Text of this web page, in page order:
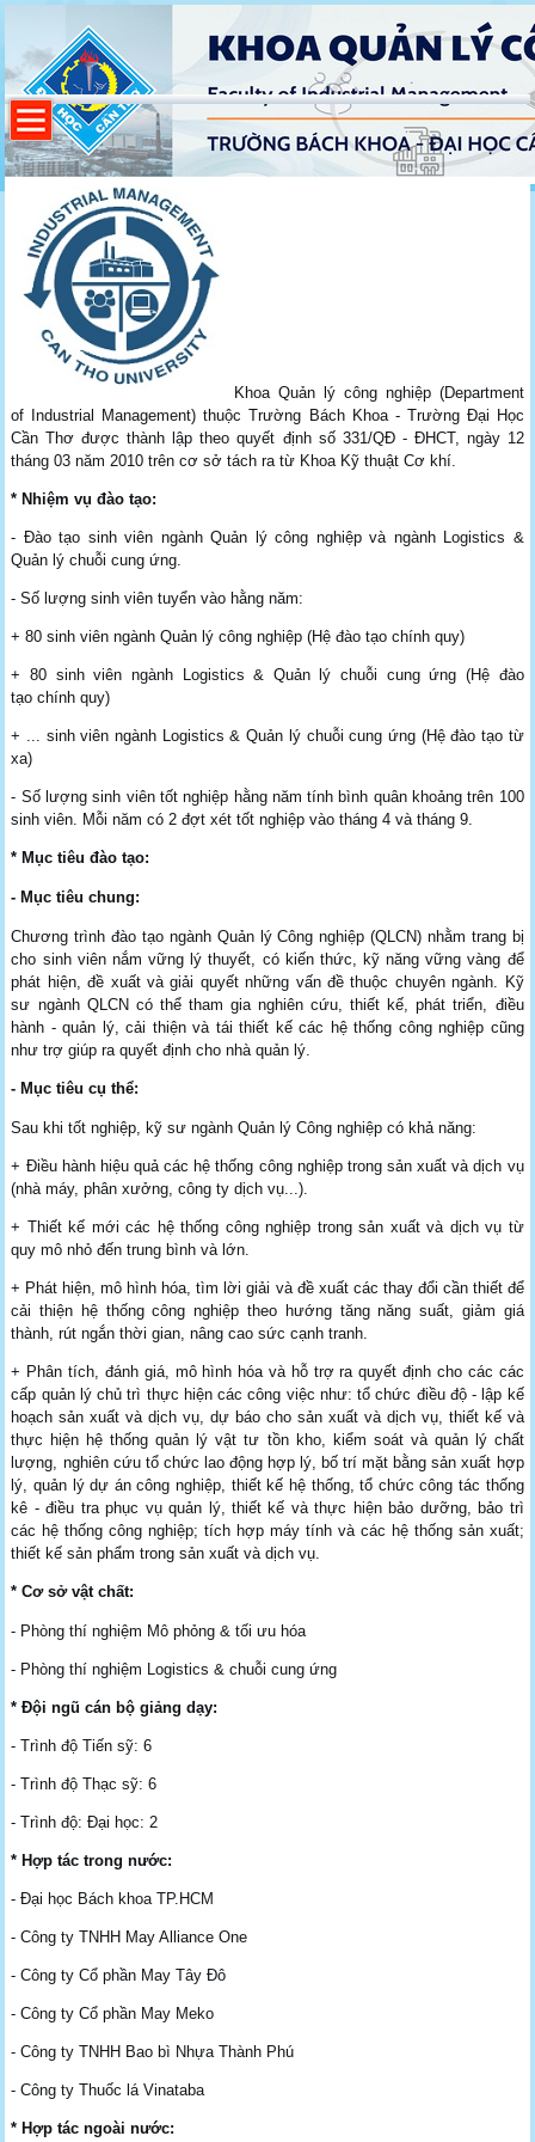
Giới thiệu Khoa
Khoa Quản lý công nghiệp (Department
of Industrial Management) thuộc Trường Bách Khoa - Trường Đại Học
Cần Thơ được thành lập theo quyết định số 331/QĐ - ĐHCT, ngày 12
tháng 03 năm 2010 trên cơ sở tách ra từ Khoa Kỹ thuật Cơ khí.
* Nhiệm vụ đào tạo:
- Đào tạo sinh viên ngành Quản lý công nghiệp và ngành Logistics &
Quản lý chuỗi cung ứng.
- Số lượng sinh viên tuyển vào hằng năm:
+ 80 sinh viên ngành Quản lý công nghiệp (Hệ đào tạo chính quy)
+ 80 sinh viên ngành Logistics & Quản lý chuỗi cung ứng (Hệ đào
tạo chính quy)
+ ... sinh viên ngành Logistics & Quản lý chuỗi cung ứng (Hệ đào tạo từ
xa)
- Số lượng sinh viên tốt nghiệp hằng năm tính bình quân khoảng trên 100
sinh viên. Mỗi năm có 2 đợt xét tốt nghiệp vào tháng 4 và tháng 9.
* Mục tiêu đào tạo:
- Mục tiêu chung:
Chương trình đào tạo ngành Quản lý Công nghiệp (QLCN) nhằm trang bị
cho sinh viên nắm vững lý thuyết, có kiến thức, kỹ năng vững vàng để
phát hiện, đề xuất và giải quyết những vấn đề thuộc chuyên ngành. Kỹ
sư ngành QLCN có thể tham gia nghiên cứu, thiết kế, phát triển, điều
hành - quản lý, cải thiện và tái thiết kế các hệ thống công nghiệp cũng
như trợ giúp ra quyết định cho nhà quản lý.
- Mục tiêu cụ thể:
Sau khi tốt nghiệp, kỹ sư ngành Quản lý Công nghiệp có khả năng:
+ Điều hành hiệu quả các hệ thống công nghiệp trong sản xuất và dịch vụ
(nhà máy, phân xưởng, công ty dịch vụ...).
+ Thiết kế mới các hệ thống công nghiệp trong sản xuất và dịch vụ từ
quy mô nhỏ đến trung bình và lớn.
+ Phát hiện, mô hình hóa, tìm lời giải và đề xuất các thay đổi cần thiết để
cải thiện hệ thống công nghiệp theo hướng tăng năng suất, giảm giá
thành, rút ngắn thời gian, nâng cao sức cạnh tranh.
+ Phân tích, đánh giá, mô hình hóa và hỗ trợ ra quyết định cho các các
cấp quản lý chủ trì thực hiện các công việc như: tổ chức điều độ - lập kế
hoạch sản xuất và dịch vụ, dự báo cho sản xuất và dịch vụ, thiết kế và
thực hiện hệ thống quản lý vật tư tồn kho, kiểm soát và quản lý chất
lượng, nghiên cứu tổ chức lao động hợp lý, bố trí mặt bằng sản xuất hợp
lý, quản lý dự án công nghiệp, thiết kế hệ thống, tổ chức công tác thống
kê - điều tra phục vụ quản lý, thiết kế và thực hiện bảo dưỡng, bảo trì
các hệ thống công nghiệp; tích hợp máy tính và các hệ thống sản xuất;
thiết kế sản phẩm trong sản xuất và dịch vụ.
* Cơ sở vật chất:
- Phòng thí nghiệm Mô phỏng & tối ưu hóa
- Phòng thí nghiệm Logistics & chuỗi cung ứng
* Đội ngũ cán bộ giảng dạy:
- Trình độ Tiến sỹ: 6
- Trình độ Thạc sỹ: 6
- Trình độ: Đại học: 2
* Hợp tác trong nước:
- Đại học Bách khoa TP.HCM
- Công ty TNHH May Alliance One
- Công ty Cổ phần May Tây Đô
- Công ty Cổ phần May Meko
- Công ty TNHH Bao bì Nhựa Thành Phú
- Công ty Thuốc lá Vinataba
* Hợp tác ngoài nước: